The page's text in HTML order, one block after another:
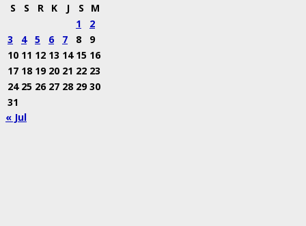
S
S R K J S
M
1
2
3
4 5 6 7 8
9
10 11 12 13 14 15 16
17 18 19 20 21 22 23
24 25 26 27 28 29 30
31
« Jul